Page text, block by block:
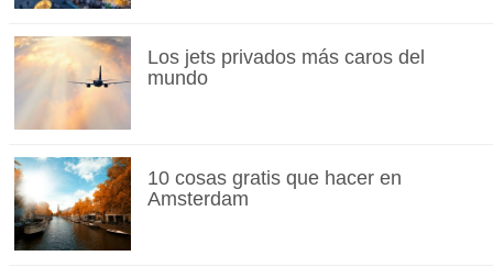
Los jets privados más caros del
mundo
10 cosas gratis que hacer en
Amsterdam